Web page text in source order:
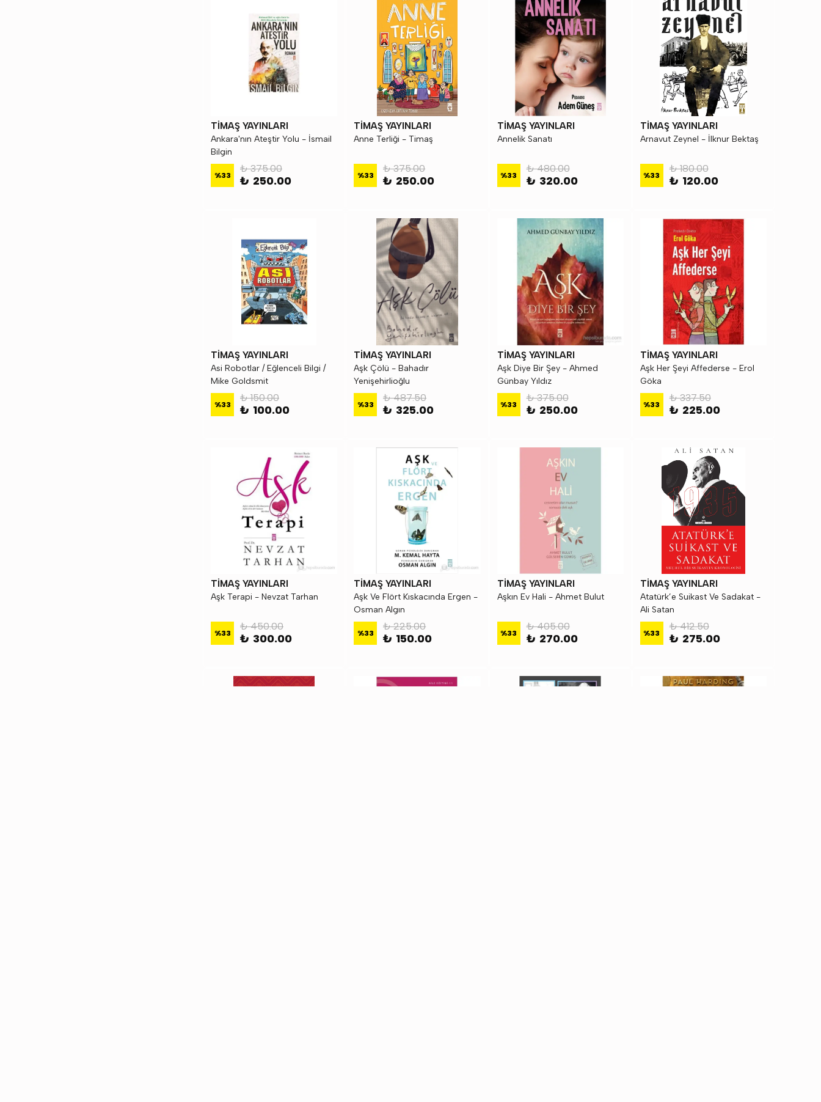
TİMAŞ YAYINLARI
Ankara'nın Ateştir Yolu - İsmail
Bilgin
%33
₺ 375.00
₺ 250.00
TİMAŞ YAYINLARI
Anne Terliği - Timaş
%33
₺ 375.00
₺ 250.00
TİMAŞ YAYINLARI
Annelik Sanatı
%33
₺ 480.00
₺ 320.00
TİMAŞ YAYINLARI
Arnavut Zeynel - İlknur Bektaş
%33
₺ 180.00
₺ 120.00
TİMAŞ YAYINLARI
Asi Robotlar / Eğlenceli Bilgi /
Mike Goldsmit
%33
₺ 150.00
₺ 100.00
TİMAŞ YAYINLARI
Aşk Çölü - Bahadır
Yenişehirlioğlu
%33
₺ 487.50
₺ 325.00
TİMAŞ YAYINLARI
Aşk Diye Bir Şey - Ahmed
Günbay Yıldız
%33
₺ 375.00
₺ 250.00
TİMAŞ YAYINLARI
Aşk Her Şeyi Affederse - Erol
Göka
%33
₺ 337.50
₺ 225.00
TİMAŞ YAYINLARI
Aşk Terapi - Nevzat Tarhan
%33
₺ 450.00
₺ 300.00
TİMAŞ YAYINLARI
Aşk Ve Flört Kıskacında Ergen -
Osman Algın
%33
₺ 225.00
₺ 150.00
TİMAŞ YAYINLARI
Aşkın Ev Hali - Ahmet Bulut
%33
₺ 405.00
₺ 270.00
TİMAŞ YAYINLARI
Atatürk’e Suikast Ve Sadakat -
Ali Satan
%33
₺ 412.50
₺ 275.00